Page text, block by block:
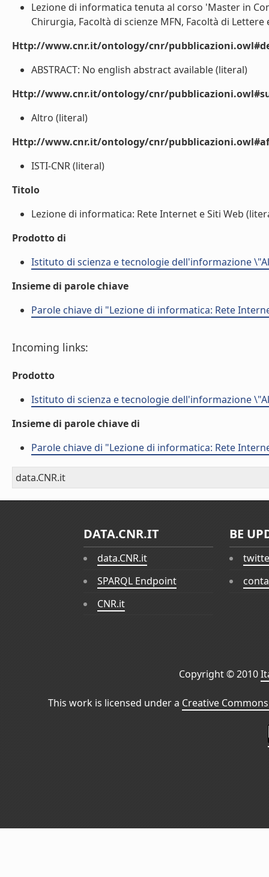
Lezione di informatica tenuta al corso 'Master in
Chirurgia, Facoltà di scienze MFN, Facoltà di
Http://www.cnr.it/ontology/cnr/
ABSTRACT: No english abstract available (literal)
Http://www.cnr.it/ontology/cnr/
Altro (literal)
Http://www.cnr.it/ontology/cnr/
ISTI-CNR (literal)
Titolo
Lezione di informatica: Rete Internet e Siti Web
Prodotto di
Istituto di scienza e tecnologie dell'informazione
Insieme di parole chiave
Parole chiave di "Lezione di informatica: Rete
Incoming links:
Prodotto
Istituto di scienza e tecnologie dell'informazione
Insieme di parole chiave di
Parole chiave di "Lezione di informatica: Rete
data.CNR.it
DATA.CNR.IT
data.CNR.it
SPARQL Endpoint
CNR.it
BE
Copyright © 2010
This work is licensed under a Creative